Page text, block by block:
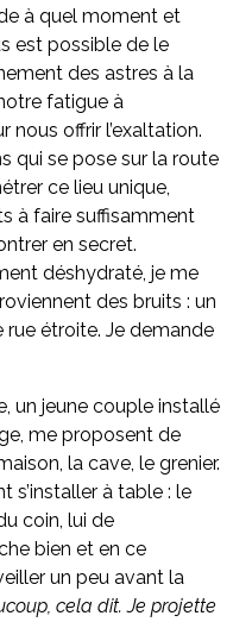
à quel moment et
est possible de le
des astres à la
fatigue à
nous offrir l’exaltation.
qui se pose sur la route
ce lieu unique,
à faire suffisamment
en secret.
déshydraté, je me
des bruits : un
étroite. Je demande
un jeune couple installé
me proposent de
la cave, le grenier.
s’installer à table : le
coin, lui de
bien et en ce
un peu avant la
cela dit. Je projette